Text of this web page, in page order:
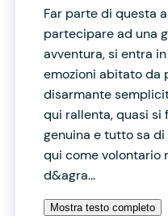
Far parte di questa
partecipare ad una
avventura, si entra
emozioni abitato da
disarmante
qui rallenta, quasi si
genuina e tutto sa
qui come volontario
d&agra...
Mostra testo completo